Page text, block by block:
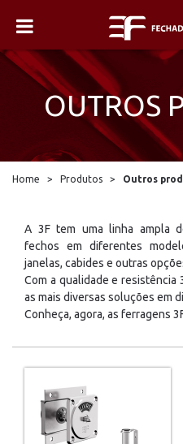
OUTROS
Home > Produtos > Outros
A 3F tem uma linha ampla
fechos em diferentes
janelas, cabides e outras
Com a qualidade e resistência
as mais diversas soluções em
Conheça, agora, as ferragens